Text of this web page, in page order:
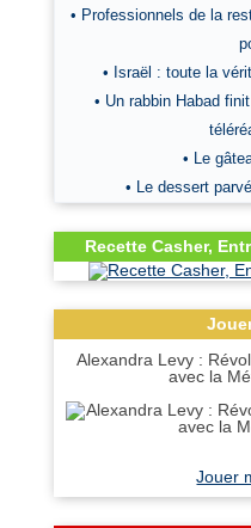
• Professionnels de la
• Israël : toute la
• Un rabbin Habad
• Le
• Le dessert
Recette Casher,
Alexandra Levy :
avec la
Jouer